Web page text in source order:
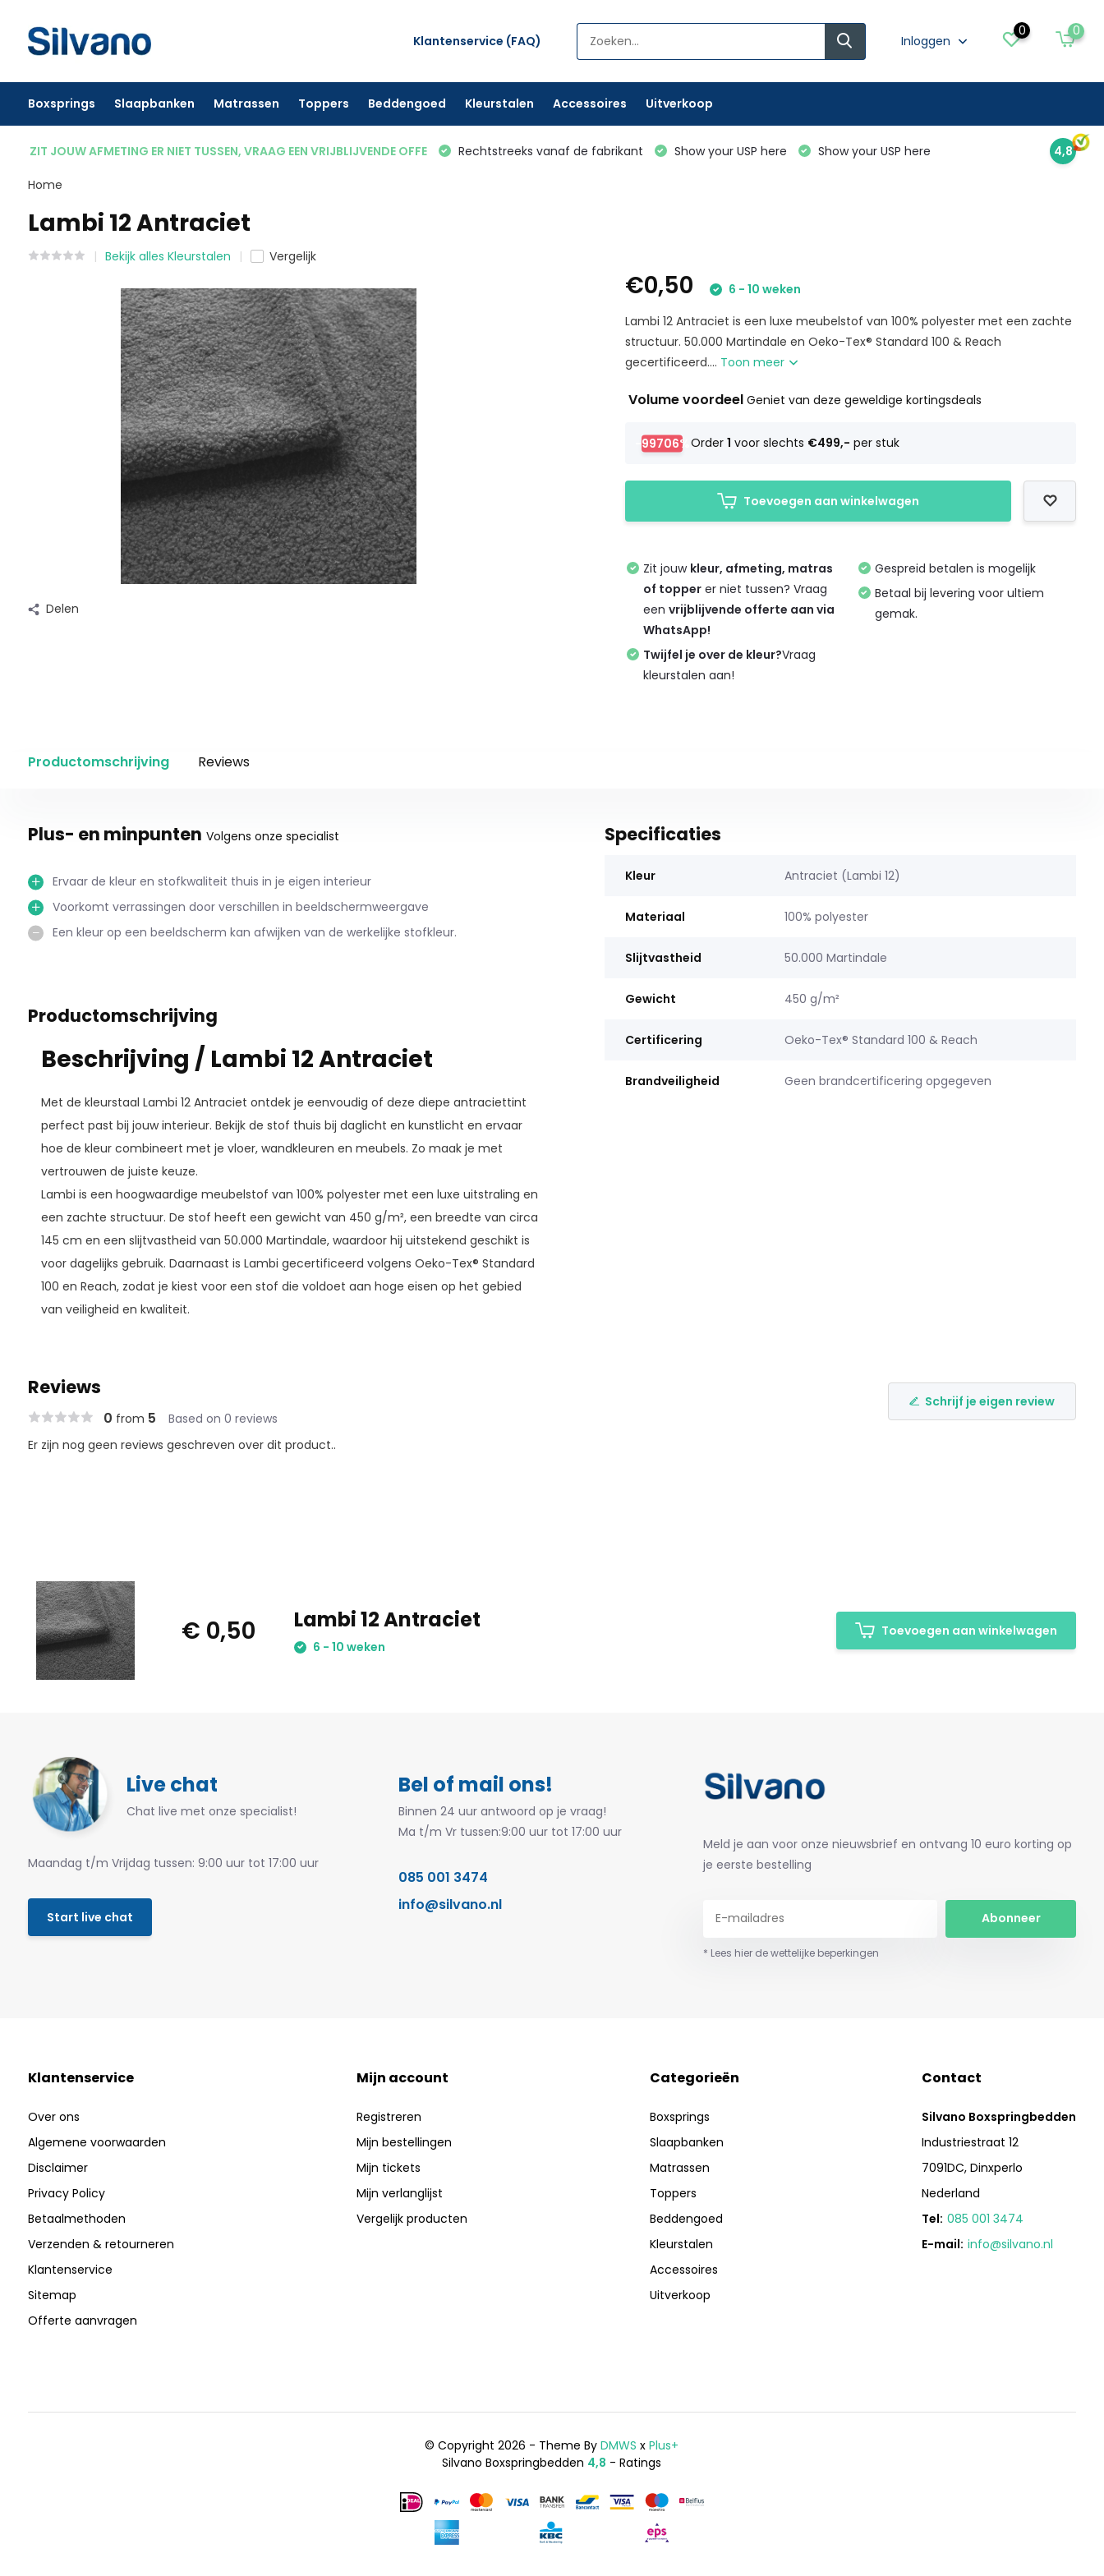
Klantenservice (FAQ) Inloggen
0 0
Boxsprings Slaapbanken Matrassen Toppers Beddengoed Kleurstalen Accessoires Uitverkoop
ZIT JOUW AFMETING ER NIET TUSSEN, VRAAG EEN VRIJBLIJVENDE OFFE Rechtstreeks vanaf de fabrikant Show your USP here Show your USP here 4,8
Home
Lambi 12 Antraciet
Bekijk alles Kleurstalen Vergelijk
Delen
€0,50
6 - 10 weken
Lambi 12 Antraciet is een luxe meubelstof van 100% polyester met een zachte
structuur. 50.000 Martindale en Oeko-Tex® Standard 100 & Reach
gecertificeerd.... Toon meer
Volume voordeelGeniet van deze geweldige kortingsdeals
-99706% Order1 voor slechts €499,- per stuk
Toevoegen aan winkelwagen
Zit jouw kleur, afmeting, matras
of topper er niet tussen? Vraag
eenvrijblijvende offerte aan via
WhatsApp!
Twijfel je over de kleur?Vraag
kleurstalen aan!
Gespreid betalen is mogelijk
Betaal bij levering voor ultiem
gemak.
Productomschrijving Reviews
Plus- en minpunten Volgens onze specialist
Ervaar de kleur en stofkwaliteit thuis in je eigen interieur
Voorkomt verrassingen door verschillen in beeldschermweergave
Een kleur op een beeldscherm kan afwijken van de werkelijke stofkleur.
Productomschrijving
Beschrijving / Lambi 12 Antraciet
Met de kleurstaal Lambi 12 Antraciet ontdek je eenvoudig of deze diepe antraciettint
perfect past bij jouw interieur. Bekijk de stof thuis bij daglicht en kunstlicht en ervaar
hoe de kleur combineert met je vloer, wandkleuren en meubels. Zo maak je met
vertrouwen de juiste keuze.
Lambi is een hoogwaardige meubelstof van 100% polyester met een luxe uitstraling en
een zachte structuur. De stof heeft een gewicht van 450 g/m², een breedte van circa
145 cm en een slijtvastheid van 50.000 Martindale, waardoor hij uitstekend geschikt is
voor dagelijks gebruik. Daarnaast is Lambi gecertificeerd volgens Oeko-Tex® Standard
100 en Reach, zodat je kiest voor een stof die voldoet aan hoge eisen op het gebied
van veiligheid en kwaliteit.
Specificaties
Kleur Antraciet (Lambi 12)
Materiaal 100% polyester
Slijtvastheid 50.000 Martindale
Gewicht 450 g/m²
Certificering Oeko-Tex® Standard 100 & Reach
Brandveiligheid Geen brandcertificering opgegeven
Reviews
0 from 5 Based on 0 reviews
Schrijf je eigen review
Er zijn nog geen reviews geschreven over dit product..
€ 0,50 Lambi 12 Antraciet
6 - 10 weken
Toevoegen aan winkelwagen
Live chat
Chat live met onze specialist!
Maandag t/m Vrijdag tussen: 9:00 uur tot 17:00 uur
Start live chat
Bel of mail ons!
Binnen 24 uur antwoord op je vraag!
Ma t/m Vr tussen:9:00 uur tot 17:00 uur
085 001 3474
info@silvano.nl
Meld je aan voor onze nieuwsbrief en ontvang 10 euro korting op
je eerste bestelling
Abonneer
* Lees hier de wettelijke beperkingen
Klantenservice
Over ons
Algemene voorwaarden
Disclaimer
Privacy Policy
Betaalmethoden
Verzenden & retourneren
Klantenservice
Sitemap
Offerte aanvragen
Mijn account
Registreren
Mijn bestellingen
Mijn tickets
Mijn verlanglijst
Vergelijk producten
Categorieën
Boxsprings
Slaapbanken
Matrassen
Toppers
Beddengoed
Kleurstalen
Accessoires
Uitverkoop
Contact
Silvano Boxspringbedden
Industriestraat 12
7091DC, Dinxperlo
Nederland
Tel: 085 001 3474
E-mail: info@silvano.nl
© Copyright 2026 - Theme ByDMWS xPlus+
Silvano Boxspringbedden 4,8 - Ratings